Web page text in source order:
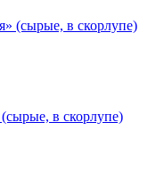
в скорлупе)